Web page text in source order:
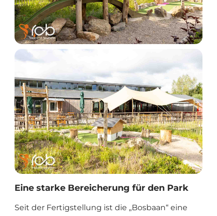
Eine starke Bereicherung für den Park
Seit der Fertigstellung ist die „Bosbaan“ eine